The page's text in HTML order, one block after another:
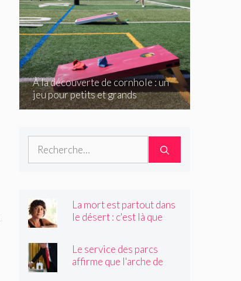
À la découverte de cornhole : un
jeu pour petits et grands
Rechercher :
La mort est partout dans
le désert : c'est là que
Le service des parcs
affirme que l'arche de